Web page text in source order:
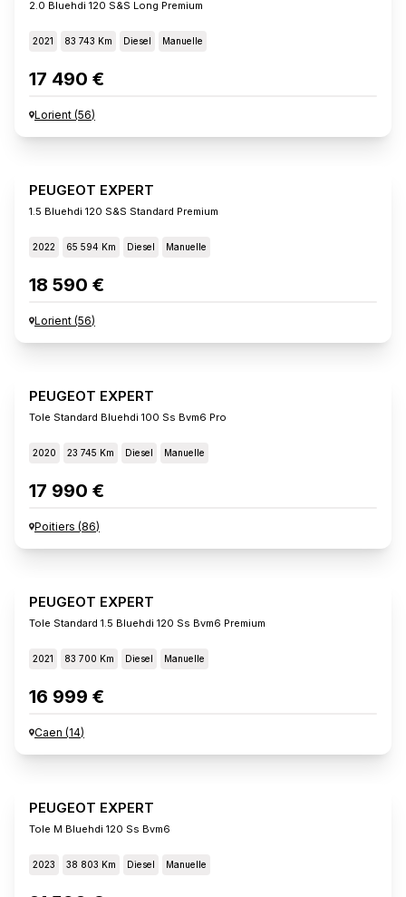
2.0 Bluehdi 120 S&s Long Premium
2021 83 743 Km Diesel Manuelle
17 490 €
Lorient (56)
PEUGEOT EXPERT
1.5 Bluehdi 120 S&s Standard Premium
2022 65 594 Km Diesel Manuelle
18 590 €
Lorient (56)
PEUGEOT EXPERT
Tole Standard Bluehdi 100 Ss Bvm6 Pro
2020 23 745 Km Diesel Manuelle
17 990 €
Poitiers (86)
PEUGEOT EXPERT
Tole Standard 1.5 Bluehdi 120 Ss Bvm6 Premium
2021 83 700 Km Diesel Manuelle
16 999 €
Caen (14)
PEUGEOT EXPERT
Tole M Bluehdi 120 Ss Bvm6
2023 38 803 Km Diesel Manuelle